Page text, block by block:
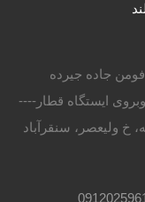
فومن جاده جیرده
ایستگاه قطار----